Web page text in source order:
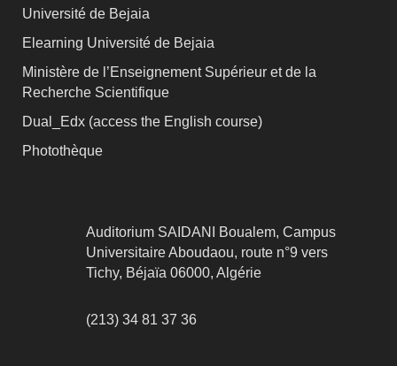
Université de Bejaia
Elearning Université de Bejaia
Ministère de l’Enseignement Supérieur et de la
Recherche Scientifique
Dual_Edx (access the English course)
Photothèque
Auditorium SAIDANI Boualem, Campus
Universitaire Aboudaou, route n°9 vers
Tichy, Béjaïa 06000, Algérie
(213) 34 81 37 36